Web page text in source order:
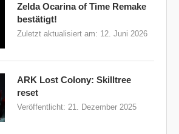
Zelda Ocarina of Time Remake
bestätigt!
Zuletzt aktualisiert am: 12. Juni 2026
ARK Lost Colony: Skilltree
reset
Veröffentlicht: 21. Dezember 2025